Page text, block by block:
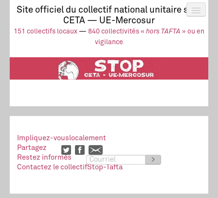
Site officiel du collectif national unitaire stop
CETA — UE-Mercosur
151 collectifs locaux — 840 collectivités « hors TAFTA » ou en
vigilance
Actus
UE-Mercosur
Stop à l’impunité !
TAFTA
CETA
Collectif
Impliquez-vouslocalement
Partagez
Restez informés
>
Contactez le collectifStop-Tafta